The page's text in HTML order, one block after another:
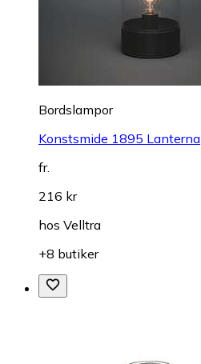
Bordslampor
Konstsmide 1895 Lanterna
fr.
216 kr
hos Velltra
+8 butiker